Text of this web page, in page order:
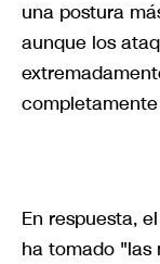
una postura
aunque los
En respuesta,
ha tomado "las